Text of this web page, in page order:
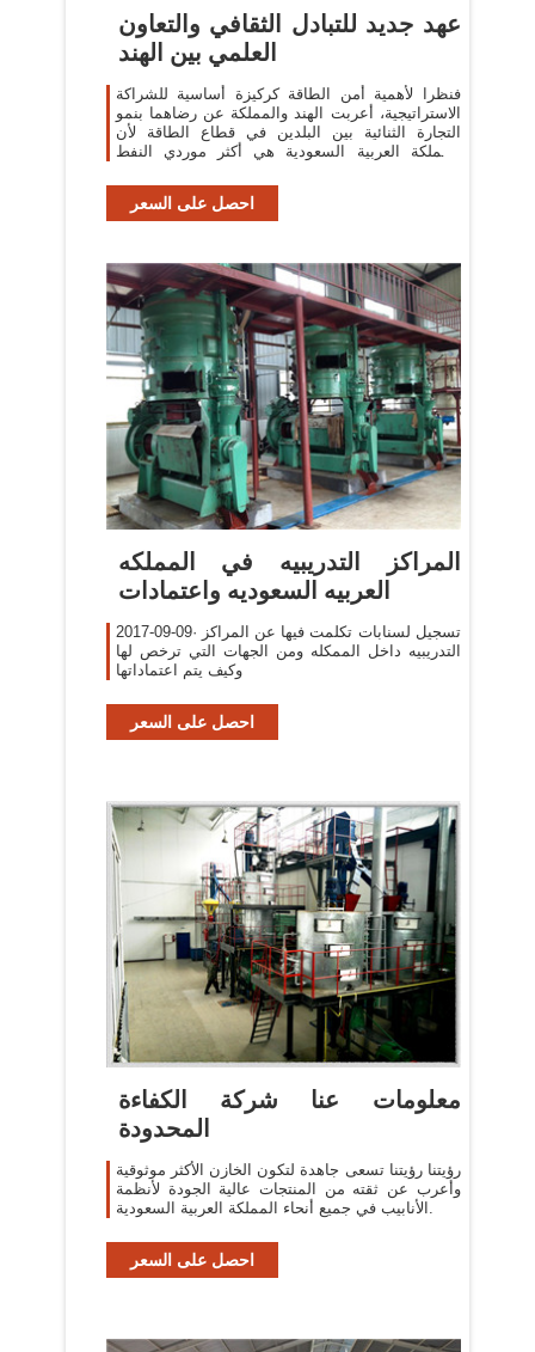
عهد جديد للتبادل الثقافي والتعاون
العلمي بين الهند
فنظرا لأهمية أمن الطاقة كركيزة أساسية للشراكة
الاستراتيجية، أعربت الهند والمملكة عن رضاهما بنمو
التجارة الثنائية بين البلدين في قطاع الطاقة لأن
المملكة العربية السعودية هي أكثر موردي النفط
احصل على السعر
‫المراكز التدريبيه في المملكه
العربيه السعوديه واعتمادات
2017-09-09· تسجيل لسنابات تكلمت فيها عن المراكز
التدريبيه داخل الممكله ومن الجهات التي ترخص لها
وكيف يتم اعتماداتها
احصل على السعر
معلومات عنا شركة الكفاءة
المحدودة
رؤيتنا رؤيتنا تسعى جاهدة لتكون الخازن الأكثر موثوقية
وأعرب عن ثقته من المنتجات عالية الجودة لأنظمة
الأنابيب في جميع أنحاء المملكة العربية السعودية.
احصل على السعر